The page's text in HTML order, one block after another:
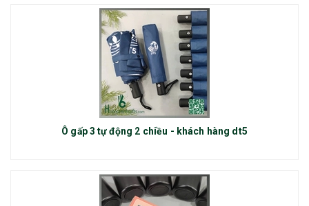
Ô gấp 3 tự động 2 chiều - khách hàng dt5